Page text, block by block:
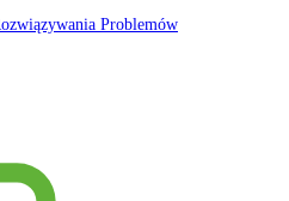
Problemów